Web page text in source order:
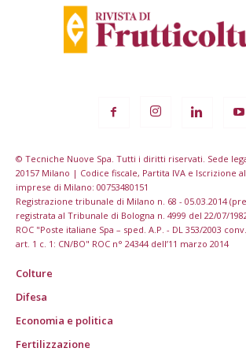
© Tecniche Nuove Spa. Tutti i diritti riservati. Sede
20157 Milano | Codice fiscale, Partita IVA e Iscrizione
imprese di Milano: 00753480151
Registrazione tribunale di Milano n. 68 - 05.03.2014
registrata al Tribunale di Bologna n. 4999 del 22/07/
ROC "Poste italiane Spa – sped. A.P. - DL 353/2003
art. 1 c. 1: CN/BO" ROC n° 24344 dell’11 marzo 2014
Colture
Difesa
Economia e politica
Fertilizzazione